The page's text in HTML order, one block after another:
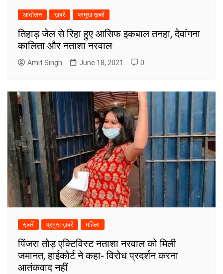
आंदोलन ख़बरें प्रमुख ख़बरें
तिहाड़ जेल से रिहा हुए आसिफ इकबाल तनहा, देवांगना
कालिता और नताशा नरवाल
Amit Singh June 18, 2021 0
ख़बरें प्रमुख ख़बरें महिला
पिंजरा तोड़ एक्टिविस्ट नताशा नरवाल को मिली
जमानत, हाईकोर्ट ने कहा- विरोध प्रदर्शन करना
आतंकवाद नहीं